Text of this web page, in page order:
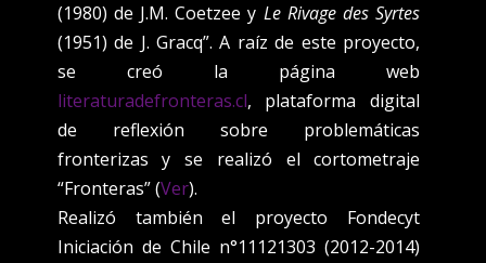
(1980) de J.M. Coetzee y Le Rivage des Syrtes
(1951) de J. Gracq”. A raíz de este proyecto,
se creó la página web
literaturadefronteras.cl, plataforma digital
de reflexión sobre problemáticas
fronterizas y se realizó el cortometraje
“Fronteras” (Ver).
Realizó también el proyecto Fondecyt
Iniciación de Chile n°11121303 (2012-2014)